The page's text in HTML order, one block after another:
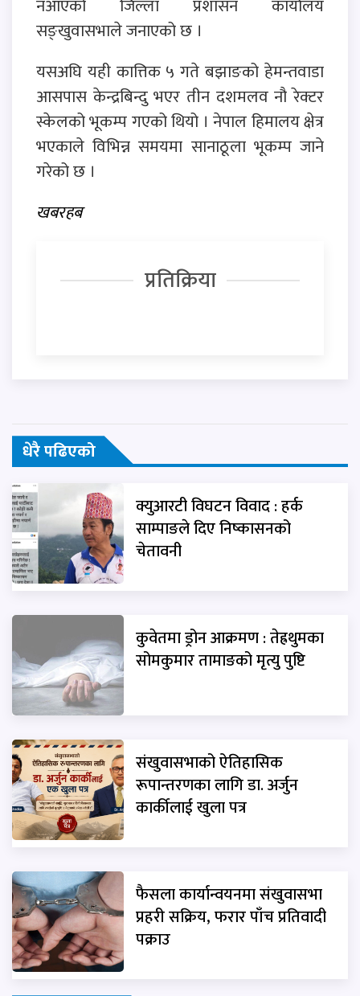
नआएको जिल्ला प्रशासन कार्यालय
सङ्खुवासभाले जनाएको छ ।
यसअघि यही कात्तिक ५ गते बझाङको हेमन्तवाडा
आसपास केन्द्रबिन्दु भएर तीन दशमलव नौ रेक्टर
स्केलको भूकम्प गएको थियो । नेपाल हिमालय क्षेत्र
भएकाले विभिन्न समयमा सानाठूला भूकम्प जाने
गरेको छ ।
खबरहब
प्रतिक्रिया
धेरै पढिएको
क्युआरटी विघटन विवाद : हर्क
साम्पाङले दिए निष्कासनको
चेतावनी
कुवेतमा ड्रोन आक्रमण : तेह्रथुमका
सोमकुमार तामाङको मृत्यु पुष्टि
संखुवासभाको ऐतिहासिक
रूपान्तरणका लागि डा. अर्जुन
कार्कीलाई खुला पत्र
फैसला कार्यान्वयनमा संखुवासभा
प्रहरी सक्रिय, फरार पाँच प्रतिवादी
पक्राउ